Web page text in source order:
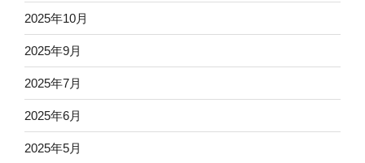
2025年10月
2025年9月
2025年7月
2025年6月
2025年5月